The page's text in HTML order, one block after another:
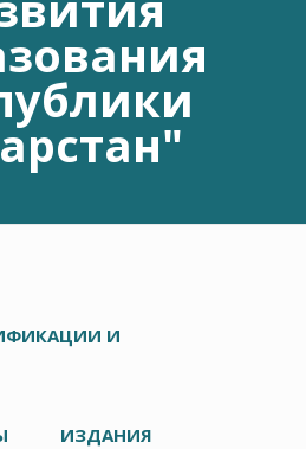
И
ИЗДАНИЯ